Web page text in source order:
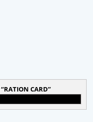
RATION CARD